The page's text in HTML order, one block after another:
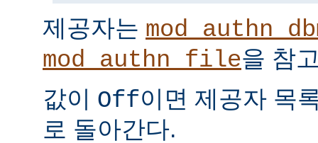
제공자는
mod_authn_file을 참
값이 Off이면 제공자 목
로 돌아간다.